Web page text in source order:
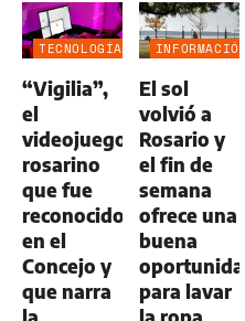
TECNOLOGÍA
“Vigilia”,
el
videojuego
rosarino
que fue
reconocido
en el
Concejo y
que narra
INFORMACIÓN
El sol
volvió a
Rosario y
el fin de
semana
ofrece una
buena
oportunidad
para lavar